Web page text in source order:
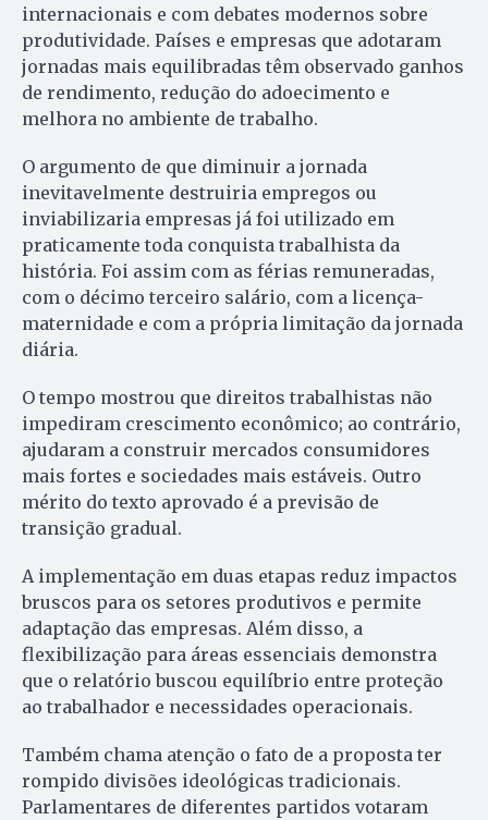
internacionais e com debates modernos sobre
produtividade. Países e empresas que adotaram
jornadas mais equilibradas têm observado ganhos
de rendimento, redução do adoecimento e
melhora no ambiente de trabalho.
O argumento de que diminuir a jornada
inevitavelmente destruiria empregos ou
inviabilizaria empresas já foi utilizado em
praticamente toda conquista trabalhista da
história. Foi assim com as férias remuneradas,
com o décimo terceiro salário, com a licença-
maternidade e com a própria limitação da jornada
diária.
O tempo mostrou que direitos trabalhistas não
impediram crescimento econômico; ao contrário,
ajudaram a construir mercados consumidores
mais fortes e sociedades mais estáveis. Outro
mérito do texto aprovado é a previsão de
transição gradual.
A implementação em duas etapas reduz impactos
bruscos para os setores produtivos e permite
adaptação das empresas. Além disso, a
flexibilização para áreas essenciais demonstra
que o relatório buscou equilíbrio entre proteção
ao trabalhador e necessidades operacionais.
Também chama atenção o fato de a proposta ter
rompido divisões ideológicas tradicionais.
Parlamentares de diferentes partidos votaram